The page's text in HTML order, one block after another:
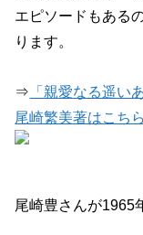
エピソードもある
ります。
⇒ 「親愛なる遥い
尾崎繁美著はこちら
尾崎豊さんが1965